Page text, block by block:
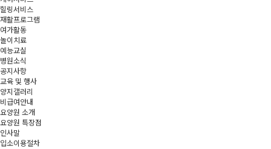
힐링서비스
재활프로그램
여가활동
놀이치료
예능교실
병원소식
공지사항
교육 및 행사
양지갤러리
비급여안내
요양원 소개
요양원 특장점
인사말
입소이용절차